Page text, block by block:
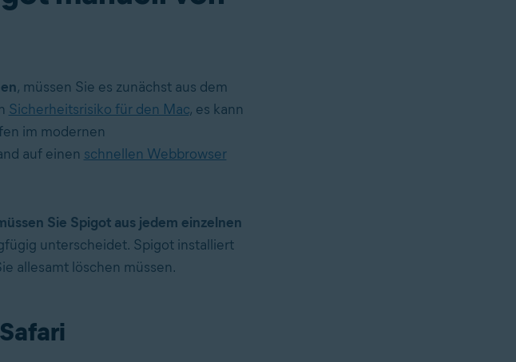
, müssen Sie es zunächst aus dem
Sicherheitsrisiko für den Mac, es kann
im modernen
auf einen schnellen Webbrowser
Sie Spigot aus jedem einzelnen
unterscheidet. Spigot installiert
allesamt löschen müssen.